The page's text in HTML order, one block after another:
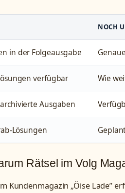
NOCH
in der Folgeausgabe
verfügbar Wie
Ausgaben
Lösungen
Rätsel im Volg
Kundenmagazin „Öise Lade”